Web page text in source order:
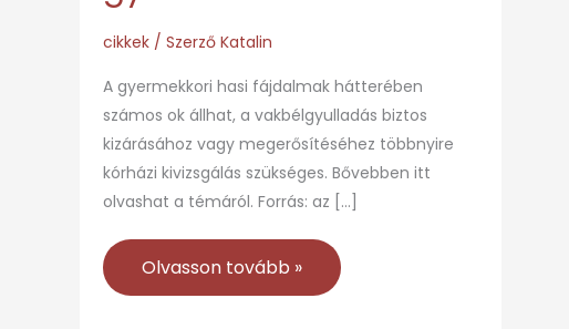
cikkek / Szerző Katalin
A gyermekkori hasi fájdalmak hátterében
számos ok állhat, a vakbélgyulladás biztos
kizárásához vagy megerősítéséhez többnyire
kórházi kivizsgálás szükséges. Bővebben itt
olvashat a témáról. Forrás: az […]
Olvasson tovább »